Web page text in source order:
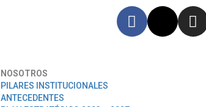
NOSOTROS
PILARES INSTITUCIONALES
ANTECEDENTES